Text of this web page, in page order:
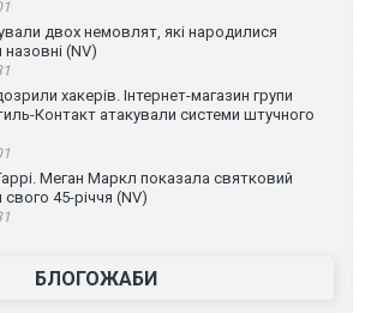
двох немовлят, які народилися
(NV)
хакерів. Інтернет-магазин групи
Контакт атакували системи штучного
Меган Маркл показала святковий
45-річчя (NV)
БЛОГОЖАБИ